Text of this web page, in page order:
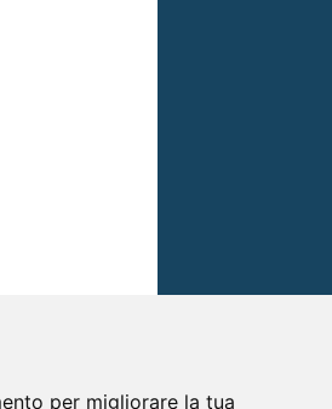
per migliorare la tua